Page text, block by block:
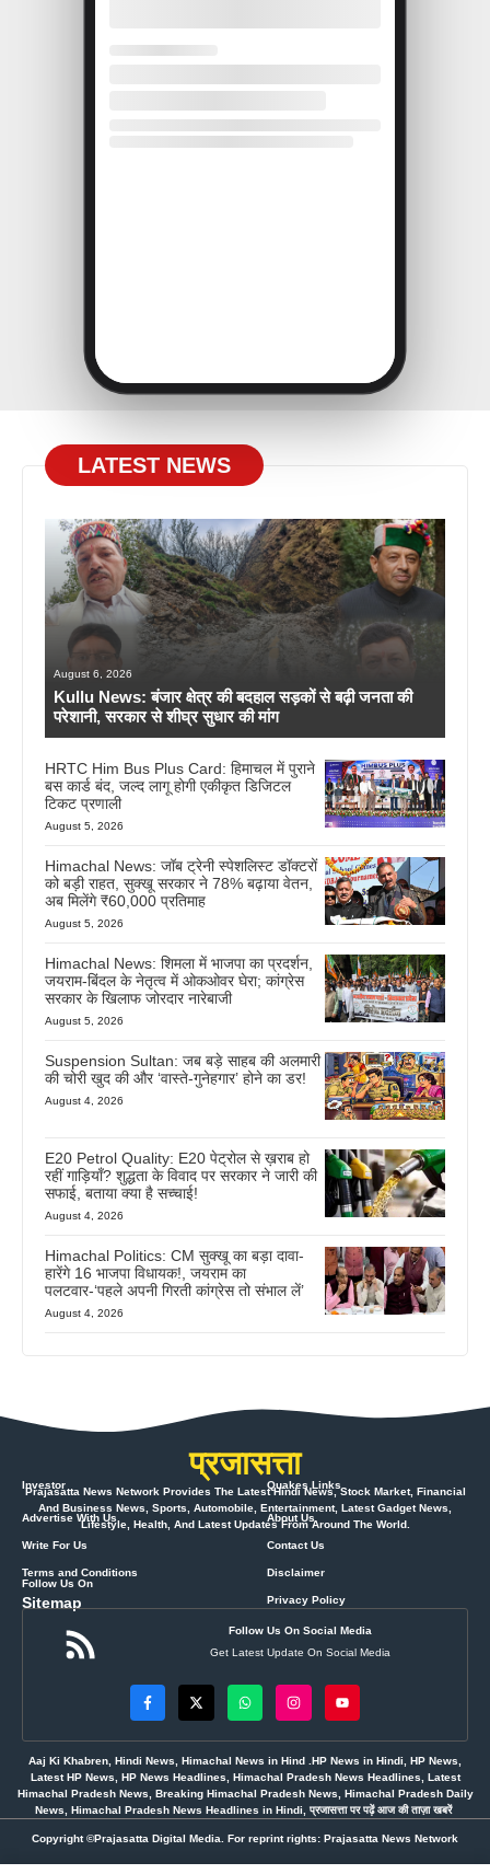
LATEST NEWS
August 6, 2026
Kullu News: बंजार क्षेत्र की बदहाल सड़कों से बढ़ी जनता की
परेशानी, सरकार से शीघ्र सुधार की मांग
HRTC Him Bus Plus Card: हिमाचल में पुराने
बस कार्ड बंद, जल्द लागू होगी एकीकृत डिजिटल
टिकट प्रणाली
August 5, 2026
Himachal News: जॉब ट्रेनी स्पेशलिस्ट डॉक्टरों
को बड़ी राहत, सुक्खू सरकार ने 78% बढ़ाया वेतन,
अब मिलेंगे ₹60,000 प्रतिमाह
August 5, 2026
Himachal News: शिमला में भाजपा का प्रदर्शन,
जयराम-बिंदल के नेतृत्व में ओकओवर घेरा; कांग्रेस
सरकार के खिलाफ जोरदार नारेबाजी
August 5, 2026
Suspension Sultan: जब बड़े साहब की अलमारी
की चोरी खुद की और ‘वास्ते-गुनेहगार’ होने का डर!
August 4, 2026
E20 Petrol Quality: E20 पेट्रोल से ख़राब हो
रहीं गाड़ियाँ? शुद्धता के विवाद पर सरकार ने जारी की
सफाई, बताया क्या है सच्चाई!
August 4, 2026
Himachal Politics: CM सुक्खू का बड़ा दावा-
हारेंगे 16 भाजपा विधायक!, जयराम का
पलटवार-‘पहले अपनी गिरती कांग्रेस तो संभाल लें’
August 4, 2026
प्रजासत्ता
Prajasatta News Network Provides The Latest Hindi News, Stock Market, Financial
And Business News, Sports, Automobile, Entertainment, Latest Gadget News,
Lifestyle, Health, And Latest Updates From Around The World.
Investor
Advertise With Us
Write For Us
Terms and Conditions
Sitemap
Quakes Links
About Us
Contact Us
Disclaimer
Privacy Policy
Follow Us On
Follow Us On Social Media
Get Latest Update On Social Media
Aaj Ki Khabren, Hindi News, Himachal News in Hind .HP News in Hindi, HP News,
Latest HP News, HP News Headlines, Himachal Pradesh News Headlines, Latest
Himachal Pradesh News, Breaking Himachal Pradesh News, Himachal Pradesh Daily
News, Himachal Pradesh News Headlines in Hindi, प्रजासत्ता पर पढ़ें आज की ताज़ा खबरें
Copyright ©Prajasatta Digital Media. For reprint rights: Prajasatta News Network